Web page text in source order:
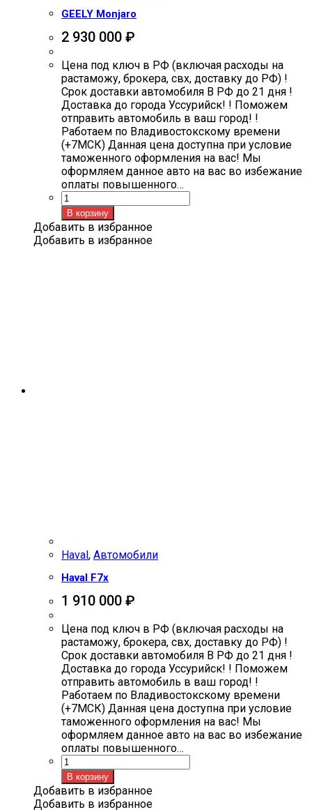
GEELY Monjaro
2 930 000 ₽
Цена под ключ в РФ (включая расходы на
растаможу, брокера, свх, доставку до РФ) !
Срок доставки автомобиля В РФ до 21 дня !
Доставка до города Уссурийск! ! Поможем
отправить автомобиль в ваш город! !
Работаем по Владивостокскому времени
(+7МСК) Данная цена доступна при условие
таможенного оформления на вас! Мы
оформляем данное авто на вас во избежание
оплаты повышенного…
Количество
товара
GEELY
Monjaro
В корзину
Добавить в избранное
Добавить в избранное
Haval , Автомобили
Haval F7x
1 910 000 ₽
Цена под ключ в РФ (включая расходы на
растаможу, брокера, свх, доставку до РФ) !
Срок доставки автомобиля В РФ до 21 дня !
Доставка до города Уссурийск! ! Поможем
отправить автомобиль в ваш город! !
Работаем по Владивостокскому времени
(+7МСК) Данная цена доступна при условие
таможенного оформления на вас! Мы
оформляем данное авто на вас во избежание
оплаты повышенного…
Количество
товара
Haval
F7x
В корзину
Добавить в избранное
Добавить в избранное